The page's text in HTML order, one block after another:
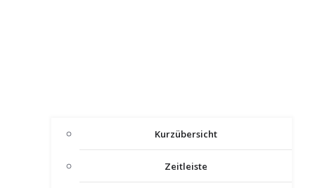
Kurzübersicht
Zeitleiste